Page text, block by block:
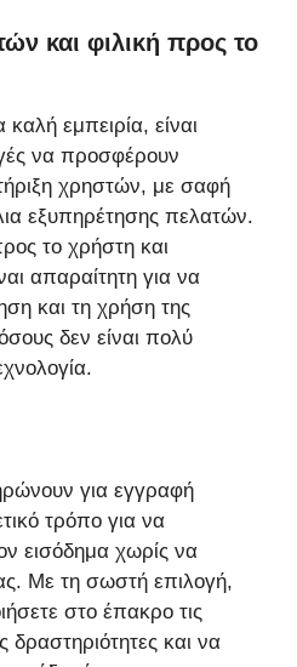
και φιλική προς το
καλή εμπειρία, είναι
να προσφέρουν
χρηστών, με σαφή
εξυπηρέτησης πελατών.
το χρήστη και
απαραίτητη για να
και τη χρήση της
δεν είναι πολύ
για εγγραφή
τρόπο για να
εισόδημα χωρίς να
Με τη σωστή επιλογή,
στο έπακρο τις
και να